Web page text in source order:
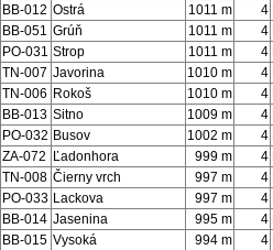
BB-012 Ostrá 1011 m 4
BB-051 Grúň 1011 m 4
PO-031 Strop 1011 m 4
TN-007 Javorina 1010 m 4
TN-006 Rokoš 1010 m 4
BB-013 Sitno 1009 m 4
PO-032 Busov 1002 m 4
ZA-072
Ľadonhora 999 m 4
TN-008 Čierny vrch 997 m 4
PO-033 Lackova 997 m 4
BB-014 Jasenina 995 m 4
BB-015 Vysoká 994 m 4